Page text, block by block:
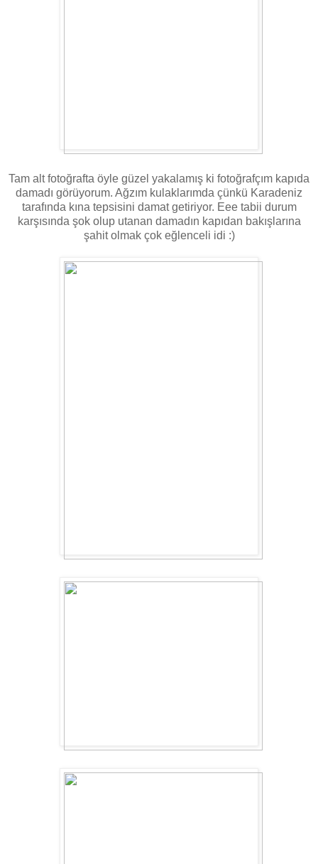
Tam alt fotoğrafta öyle güzel yakalamış ki fotoğrafçım kapıda
damadı görüyorum. Ağzım kulaklarımda çünkü Karadeniz
tarafında kına tepsisini damat getiriyor. Eee tabii durum
karşısında şok olup utanan damadın kapıdan bakışlarına
şahit olmak çok eğlenceli idi :)